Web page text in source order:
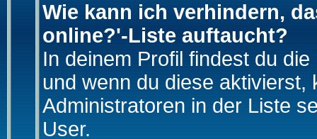
Wie kann ich verhindern,
online?'-Liste auftaucht?
In deinem Profil findest du
und wenn du diese aktivierst,
Administratoren in der Liste
User.